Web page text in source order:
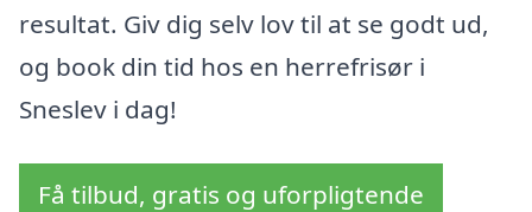
resultat. Giv dig selv lov til at se godt ud,
og book din tid hos en herrefrisør i
Sneslev i dag!
Få tilbud, gratis og uforpligtende